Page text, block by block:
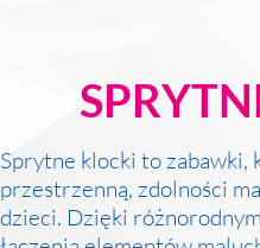
Katalogi
oferty
zobacz
katalogi
Sprytne klocki to
przestrzenną, zdolności
dzieci. Dzięki